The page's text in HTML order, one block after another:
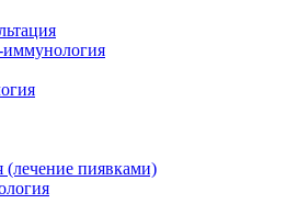
иммунология
(лечение пиявками)